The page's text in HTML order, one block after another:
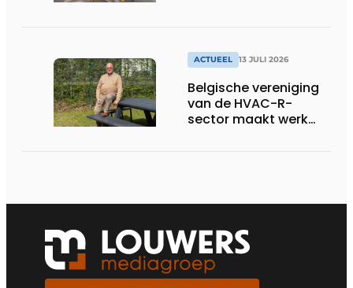
ACTUEEL 13 JULI 2026
Belgische vereniging
van de HVAC-R-
sector maakt werk